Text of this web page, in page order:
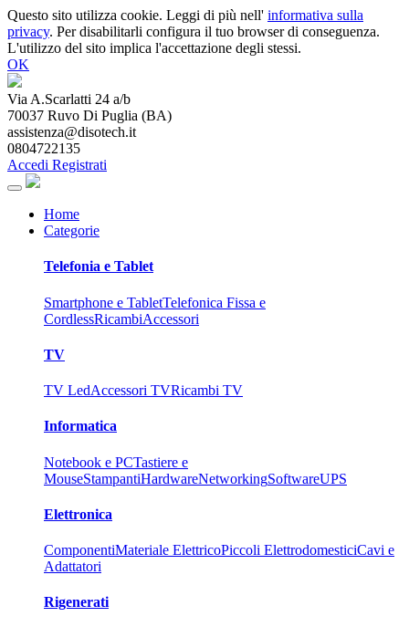
Questo sito utilizza cookie. Leggi di più nell' informativa sulla
privacy. Per disabilitarli configura il tuo browser di conseguenza.
L'utilizzo del sito implica l'accettazione degli stessi.
OK
Via A.Scarlatti 24 a/b
70037 Ruvo Di Puglia (BA)
assistenza@disotech.it
0804722135
Accedi Registrati
Home
Categorie
Telefonia e Tablet
Smartphone e TabletTelefonica Fissa e
CordlessRicambiAccessori
TV
TV LedAccessori TVRicambi TV
Informatica
Notebook e PCTastiere e
MouseStampantiHardwareNetworkingSoftwareUPS
Elettronica
ComponentiMateriale ElettricoPiccoli ElettrodomesticiCavi e
Adattatori
Rigenerati